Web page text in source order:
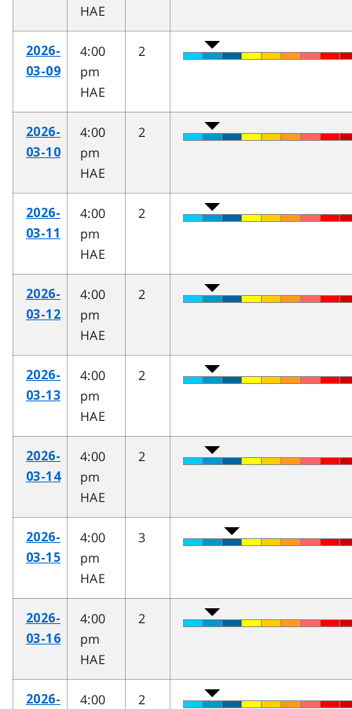
HAE
2026-
03-09
4:00
pm
HAE
2
2026-
03-10
4:00
pm
HAE
2
2026-
03-11
4:00
pm
HAE
2
2026-
03-12
4:00
pm
HAE
2
2026-
03-13
4:00
pm
HAE
2
2026-
03-14
4:00
pm
HAE
2
2026-
03-15
4:00
pm
HAE
3
2026-
03-16
4:00
pm
HAE
2
2026-
4:00
2